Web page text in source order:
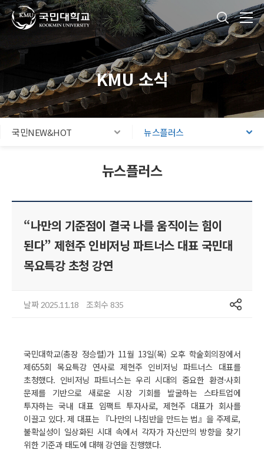
주메뉴 바로가기
본문내용 바로가기
푸터 바로가기
국민대학교
KMU 소식
국민NEW&HOT 뉴스플러스
뉴스플러스
“나만의 기준점이 결국 나를 움직이는 힘이
된다” 제현주 인비저닝 파트너스 대표 국민대
목요특강 초청 강연
날짜 2025.11.18 조회수 835 공유
국민대학교(총장 정승렬)가 11월 13일(목) 오후 학술회의장에서
제655회 목요특강 연사로 제현주 인비저닝 파트너스 대표를
초청했다. 인비저닝 파트너스는 우리 시대의 중요한 환경·사회
문제를 기반으로 새로운 시장 기회를 발굴하는 스타트업에
투자하는 국내 대표 임팩트 투자사로, 제현주 대표가 회사를
이끌고 있다. 제 대표는 『나만의 나침반을 만드는 법』을 주제로,
불확실성이 일상화된 시대 속에서 각자가 자신만의 방향을 찾기
위한 기준과 태도에 대해 강연을 진행했다.